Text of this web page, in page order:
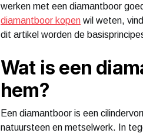
werken met een diamantboor
diamantboor kopen wil weten,
dit artikel worden de
Wat is een
hem?
Een diamantboor is een
natuursteen en metselwerk. In